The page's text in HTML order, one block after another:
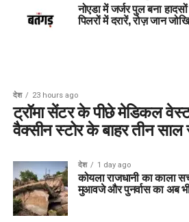
नोएडा में जर्जर पुल बना
पिलरों में दरारें, रोज़ जान
देश 23 hours ago
ट्रॉमा सेंटर के पीछे मेडिकल
वैक्सीन स्टोर के बाहर तीन
देश 1 day ago
कोयला राजधानी का काला
मुआवजे और पुनर्वास का अब